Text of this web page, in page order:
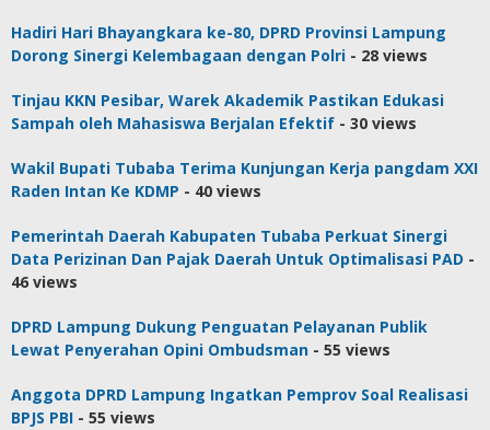
Hadiri Hari Bhayangkara ke-80, DPRD Provinsi Lampung
Dorong Sinergi Kelembagaan dengan Polri - 28 views
Tinjau KKN Pesibar, Warek Akademik Pastikan Edukasi
Sampah oleh Mahasiswa Berjalan Efektif - 30 views
Wakil Bupati Tubaba Terima Kunjungan Kerja pangdam XXI
Raden Intan Ke KDMP - 40 views
Pemerintah Daerah Kabupaten Tubaba Perkuat Sinergi
Data Perizinan Dan Pajak Daerah Untuk Optimalisasi PAD -
46 views
DPRD Lampung Dukung Penguatan Pelayanan Publik
Lewat Penyerahan Opini Ombudsman - 55 views
Anggota DPRD Lampung Ingatkan Pemprov Soal Realisasi
BPJS PBI - 55 views